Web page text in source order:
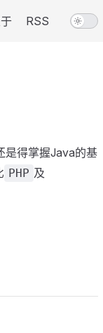
RSS
是得掌握Java的基
PHP 及